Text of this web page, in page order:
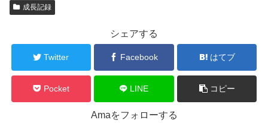
成長記録
シェアする
Twitter Facebook はてブ
Pocket LINE コピー
Amaをフォローする